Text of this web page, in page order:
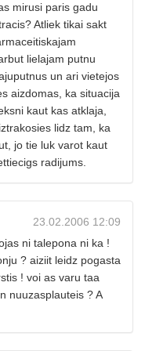
mirusi paris gadu
Atliek tikai sakt
lielajam putnu
un ari vietejos
aizdomas, ka situacija
kaut kas atklaja,
lidz tam, ka
jo tie luk varot kaut
radijums.
23.02.2006 12:09
ni talepona ni ka !
? aiziit leidz pogasta
! voi as varu taa
nuuzasplauteis ? A